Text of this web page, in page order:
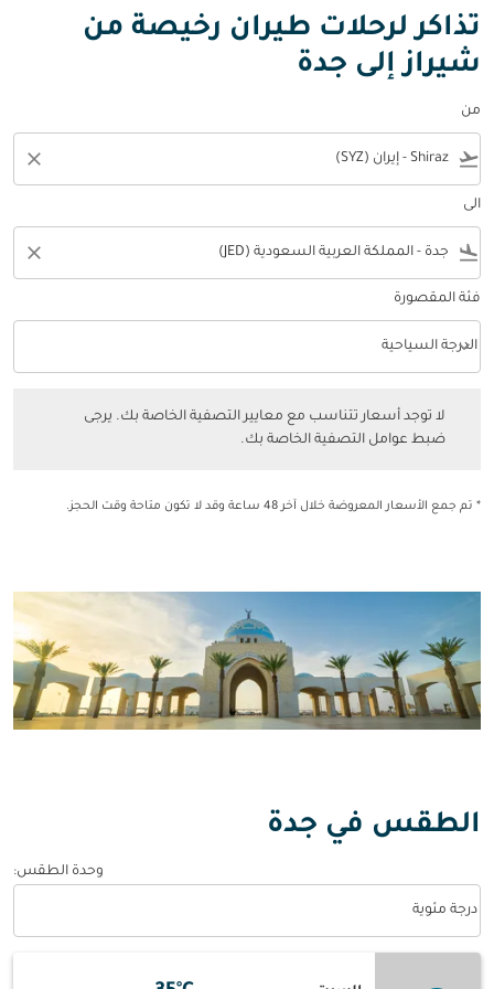
تذاكر لرحلات طيران رخيصة من
شيراز إلى جدة
من
flight_takeoff
close
الى
flight_land
close
فئة المقصورة
فئة المقصورة option الدرجة السياحية Selected
الدرجة السياحية
keyboard_arrow_down
لا توجد أسعار تتناسب مع معايير التصفية الخاصة بك. يرجى
ضبط عوامل التصفية الخاصة بك.
* تم جمع الأسعار المعروضة خلال آخر 48 ساعة وقد لا تكون متاحة وقت الحجز.
الطقس في جدة
وحدة الطقس:
درجة مئوية